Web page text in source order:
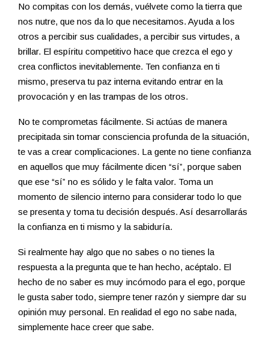
No compitas con los demás, vuélvete como la tierra que
nos nutre, que nos da lo que necesitamos. Ayuda a los
otros a percibir sus cualidades, a percibir sus virtudes, a
brillar. El espíritu competitivo hace que crezca el ego y
crea conflictos inevitablemente. Ten confianza en ti
mismo, preserva tu paz interna evitando entrar en la
provocación y en las trampas de los otros.
No te comprometas fácilmente. Si actúas de manera
precipitada sin tomar consciencia profunda de la situación,
te vas a crear complicaciones. La gente no tiene confianza
en aquellos que muy fácilmente dicen “sí”, porque saben
que ese “sí” no es sólido y le falta valor. Toma un
momento de silencio interno para considerar todo lo que
se presenta y toma tu decisión después. Así desarrollarás
la confianza en ti mismo y la sabiduría.
Si realmente hay algo que no sabes o no tienes la
respuesta a la pregunta que te han hecho, acéptalo. El
hecho de no saber es muy incómodo para el ego, porque
le gusta saber todo, siempre tener razón y siempre dar su
opinión muy personal. En realidad el ego no sabe nada,
simplemente hace creer que sabe.